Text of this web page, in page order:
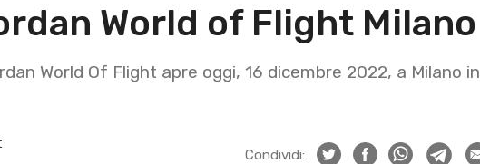
World of Flight Milano
World Of Flight apre oggi, 16 dicembre 2022, a Milano in
Condividi: